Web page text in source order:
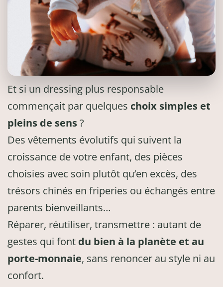
Et si un dressing plus responsable
commençait par quelques choix simples et
pleins de sens?
Des vêtements évolutifs qui suivent la
croissance de votre enfant, des pièces
choisies avec soin plutôt qu’en excès, des
trésors chinés en friperies ou échangés entre
parents bienveillants…
Réparer, réutiliser, transmettre : autant de
gestes qui font du bien à la planète et au
porte-monnaie, sans renoncer au style ni au
confort.